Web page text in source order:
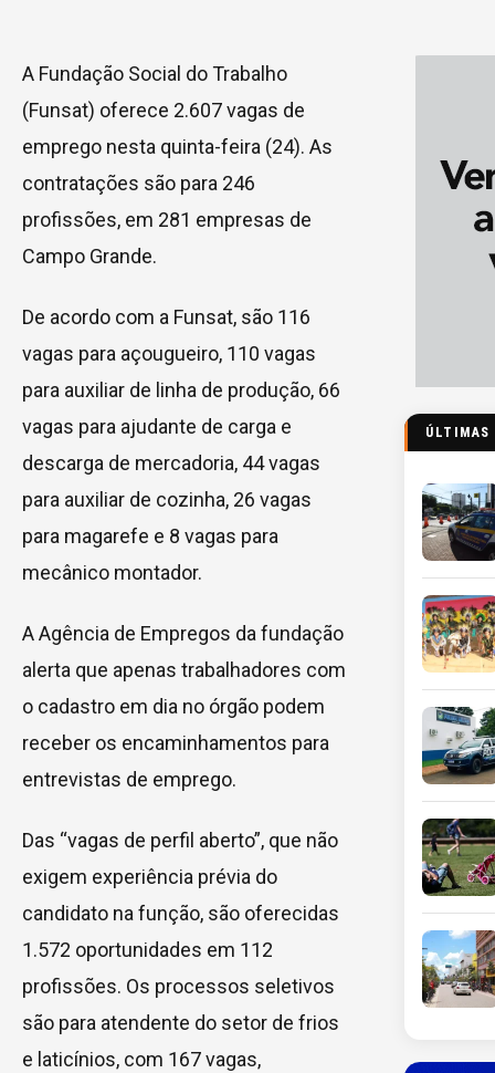
A Fundação Social do Trabalho
(Funsat) oferece 2.607 vagas de
emprego nesta quinta-feira (24). As
contratações são para 246
profissões, em 281 empresas de
Campo Grande.
De acordo com a Funsat, são 116
vagas para açougueiro, 110 vagas
para auxiliar de linha de produção, 66
vagas para ajudante de carga e
descarga de mercadoria, 44 vagas
para auxiliar de cozinha, 26 vagas
para magarefe e 8 vagas para
mecânico montador.
A Agência de Empregos da fundação
alerta que apenas trabalhadores com
o cadastro em dia no órgão podem
receber os encaminhamentos para
entrevistas de emprego.
Das “vagas de perfil aberto”, que não
exigem experiência prévia do
candidato na função, são oferecidas
1.572 oportunidades em 112
profissões. Os processos seletivos
são para atendente do setor de frios
e laticínios, com 167 vagas,